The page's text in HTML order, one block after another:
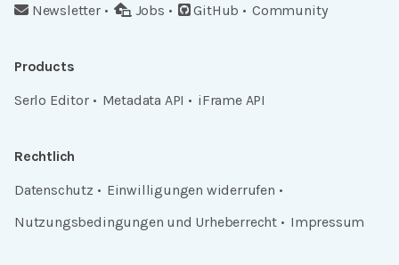
Newsletter
Jobs GitHub Community
Products
Serlo Editor
Metadata API iFrame API
Rechtlich
Datenschutz
Einwilligungen widerrufen
Nutzungsbedingungen und Urheberrecht
Impressum